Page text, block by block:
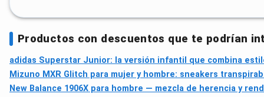
Productos con descuentos que te podrían
adidas Superstar Junior: la versión infantil que combina
Mizuno MXR Glitch para mujer y hombre: sneakers
New Balance 1906X para hombre — mezcla de herencia y